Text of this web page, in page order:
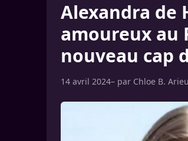
Alexandra de
amoureux au
nouveau cap
14 avril 2024– par Chloe B.